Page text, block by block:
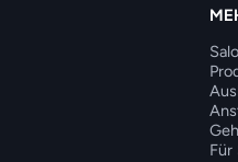
Für